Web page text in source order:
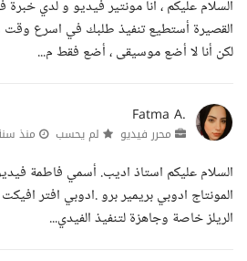
السلام عليكم ، أنا مونتير فيديو و لدي
القصيرة أستطيع تنفيذ طلبك في اسرع وقت
لكن أنا لا أضع موسيقى ، أضع فقط م...
Fatma A.
محرر فيديو لم يحسب منذ
السلام عليكم استاذ اديب. أسمي فاطمة
المونتاج ادوبي بريمير برو .ادوبي افتر
الريلز خاصة وجاهزة لتنفيذ الفيدي...